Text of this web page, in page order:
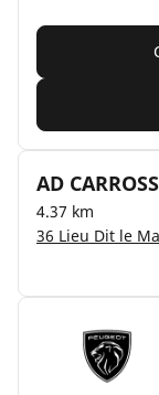
AD
4.37 km